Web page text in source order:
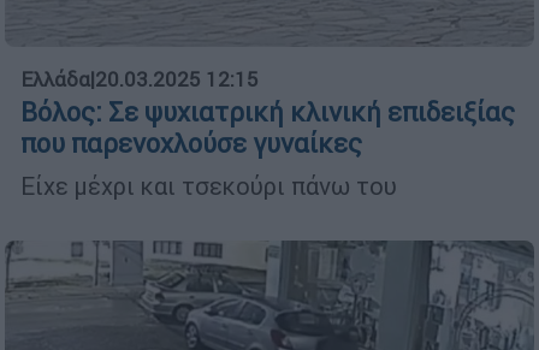
Ελλάδα|20.03.2025 12:15
Βόλος: Σε ψυχιατρική κλινική επιδειξίας
που παρενοχλούσε γυναίκες
Είχε μέχρι και τσεκούρι πάνω του